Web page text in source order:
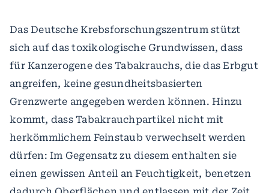
Das Deutsche Krebsforschungszentrum stützt
sich auf das toxikologische Grundwissen, dass
für Kanzerogene des Tabakrauchs, die das Erbgut
angreifen, keine gesundheitsbasierten
Grenzwerte angegeben werden können. Hinzu
kommt, dass Tabakrauchpartikel nicht mit
herkömmlichem Feinstaub verwechselt werden
dürfen: Im Gegensatz zu diesem enthalten sie
einen gewissen Anteil an Feuchtigkeit, benetzen